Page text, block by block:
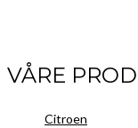
VÅRE
Citroen